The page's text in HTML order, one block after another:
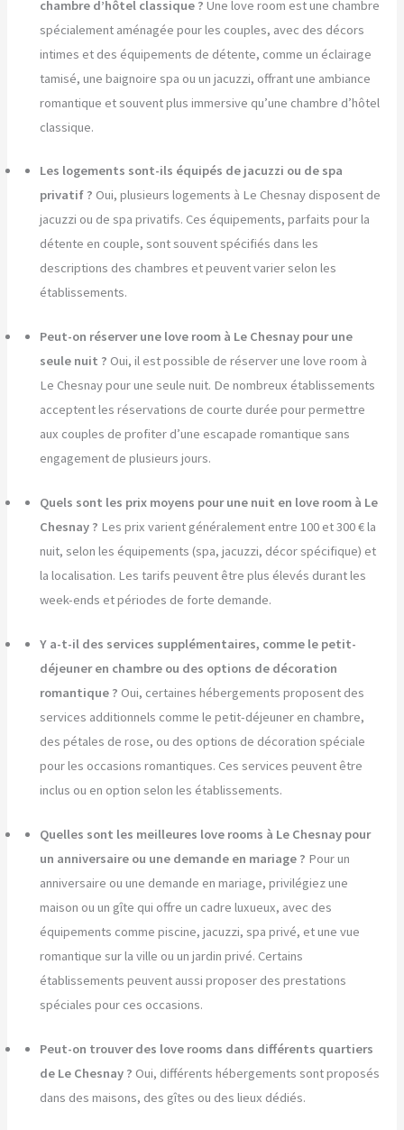
chambre d’hôtel classique ? Une love room est une chambre
spécialement aménagée pour les couples, avec des décors
intimes et des équipements de détente, comme un éclairage
tamisé, une baignoire spa ou un jacuzzi, offrant une ambiance
romantique et souvent plus immersive qu’une chambre d’hôtel
classique.
Les logements sont-ils équipés de jacuzzi ou de spa
privatif ? Oui, plusieurs logements à Le Chesnay disposent de
jacuzzi ou de spa privatifs. Ces équipements, parfaits pour la
détente en couple, sont souvent spécifiés dans les
descriptions des chambres et peuvent varier selon les
établissements.
Peut-on réserver une love room à Le Chesnay pour une
seule nuit ? Oui, il est possible de réserver une love room à
Le Chesnay pour une seule nuit. De nombreux établissements
acceptent les réservations de courte durée pour permettre
aux couples de profiter d’une escapade romantique sans
engagement de plusieurs jours.
Quels sont les prix moyens pour une nuit en love room à Le
Chesnay ? Les prix varient généralement entre 100 et 300 € la
nuit, selon les équipements (spa, jacuzzi, décor spécifique) et
la localisation. Les tarifs peuvent être plus élevés durant les
week-ends et périodes de forte demande.
Y a-t-il des services supplémentaires, comme le petit-
déjeuner en chambre ou des options de décoration
romantique ? Oui, certaines hébergements proposent des
services additionnels comme le petit-déjeuner en chambre,
des pétales de rose, ou des options de décoration spéciale
pour les occasions romantiques. Ces services peuvent être
inclus ou en option selon les établissements.
Quelles sont les meilleures love rooms à Le Chesnay pour
un anniversaire ou une demande en mariage ? Pour un
anniversaire ou une demande en mariage, privilégiez une
maison ou un gîte qui offre un cadre luxueux, avec des
équipements comme piscine, jacuzzi, spa privé, et une vue
romantique sur la ville ou un jardin privé. Certains
établissements peuvent aussi proposer des prestations
spéciales pour ces occasions.
Peut-on trouver des love rooms dans différents quartiers
de Le Chesnay ? Oui, différents hébergements sont proposés
dans des maisons, des gîtes ou des lieux dédiés.